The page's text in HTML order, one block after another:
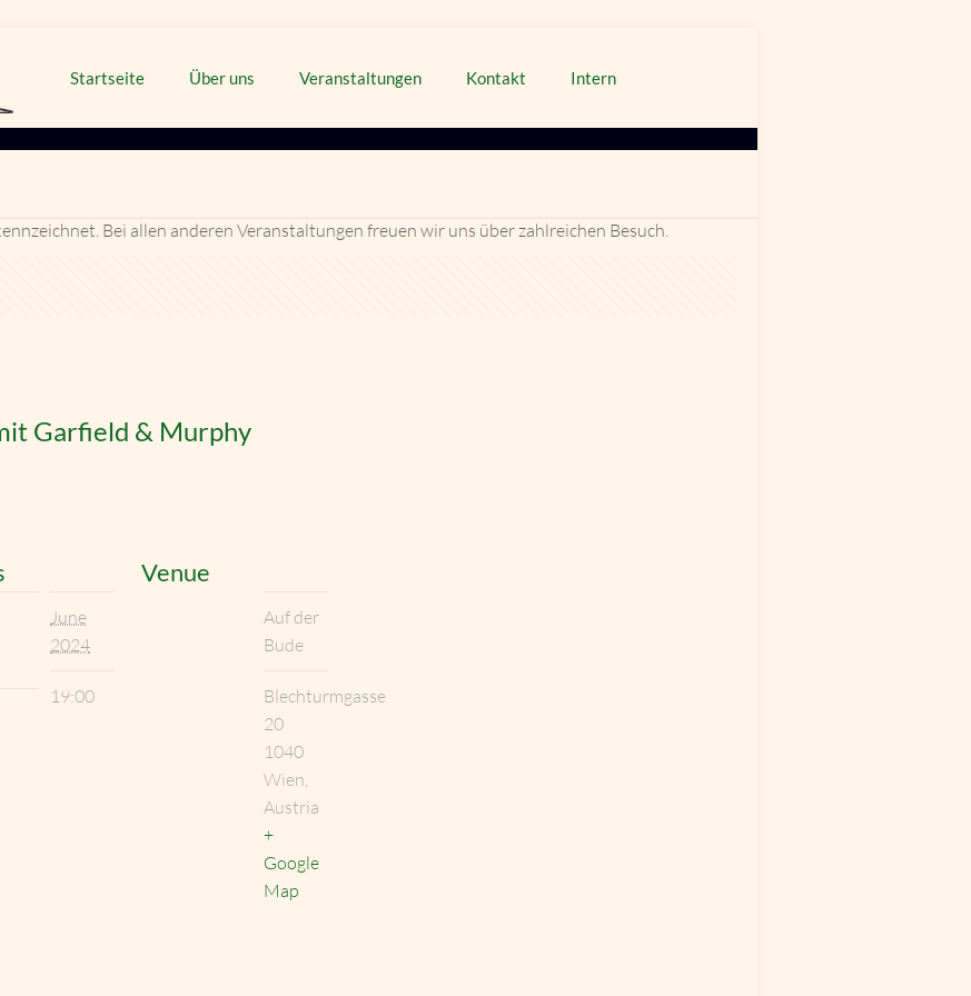
Startseite Über uns Veranstaltungen Kontakt Intern
Bei allen anderen Veranstaltungen freuen wir uns über zahlreichen Besuch.
Garfield & Murphy
June
2024
19:00
Venue
Auf der
Bude
Blechturmgasse
20
1040
Wien,
Austria
+
Google
Map